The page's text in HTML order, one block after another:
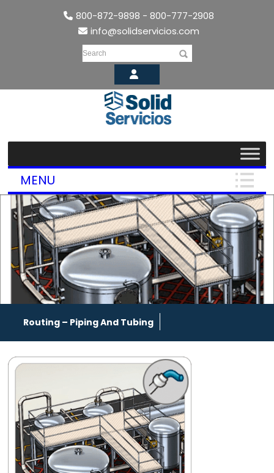
800-872-9898 - 800-777-2908
info@solidservicios.com
Search
MENU
Routing – Piping And Tubing